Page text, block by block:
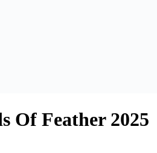
Of Feather 2025